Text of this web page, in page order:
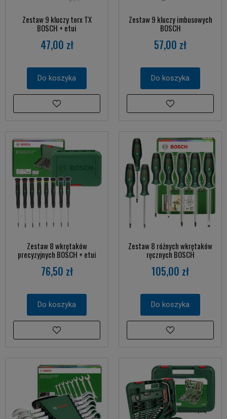
Zestaw 9 kluczy torx TX
BOSCH + etui
47,00 zł
Do koszyka
Zestaw 9 kluczy imbusowych
BOSCH
57,00 zł
Do koszyka
Zestaw 8 wkrętaków
precyzyjnych BOSCH + etui
76,50 zł
Do koszyka
Zestaw 8 różnych wkrętaków
ręcznych BOSCH
105,00 zł
Do koszyka